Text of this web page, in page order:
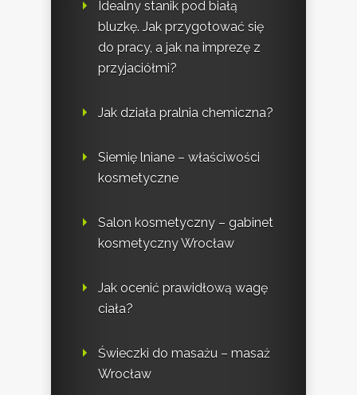
Idealny stanik pod białą
bluzkę. Jak przygotować się
do pracy, a jak na imprezę z
przyjaciółmi?
Jak działa pralnia chemiczna?
Siemię lniane – właściwości
kosmetyczne
Salon kosmetyczny – gabinet
kosmetyczny Wrocław
Jak ocenić prawidłową wagę
ciała?
Świeczki do masażu – masaż
Wrocław